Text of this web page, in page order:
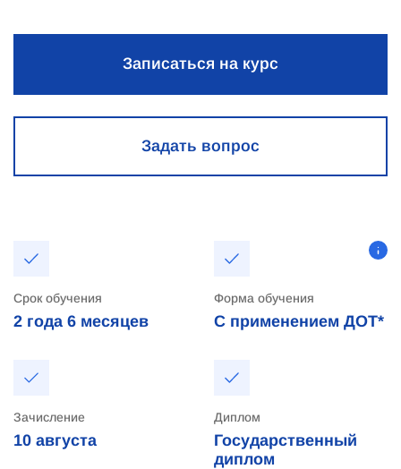
Записаться на курс
Задать вопрос
Срок обучения
2 года 6 месяцев
Форма обучения
С применением ДОТ*
Зачисление
10 августа
Диплом
Государственный
диплом